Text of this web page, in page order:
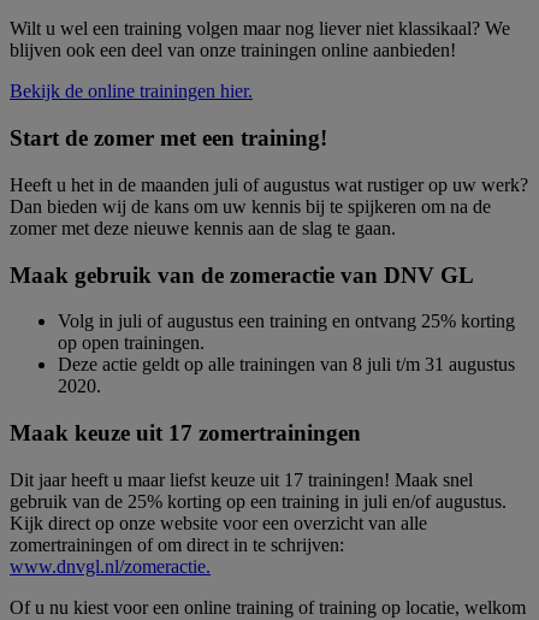
Wilt u wel een training volgen maar nog liever niet klassikaal? We
blijven ook een deel van onze trainingen online aanbieden!
Bekijk de online trainingen hier.
Start de zomer met een training!
Heeft u het in de maanden juli of augustus wat rustiger op uw werk?
Dan bieden wij de kans om uw kennis bij te spijkeren om na de
zomer met deze nieuwe kennis aan de slag te gaan.
Maak gebruik van de zomeractie van DNV GL
Volg in juli of augustus een training en ontvang 25% korting
op open trainingen.
Deze actie geldt op alle trainingen van 8 juli t/m 31 augustus
2020.
Maak keuze uit 17 zomertrainingen
Dit jaar heeft u maar liefst keuze uit 17 trainingen! Maak snel
gebruik van de 25% korting op een training in juli en/of augustus.
Kijk direct op onze website voor een overzicht van alle
zomertrainingen of om direct in te schrijven:
www.dnvgl.nl/zomeractie.
Of u nu kiest voor een online training of training op locatie, welkom